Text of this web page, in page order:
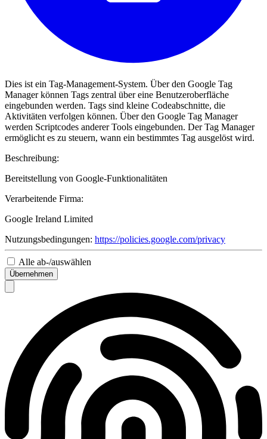
Dies ist ein Tag-Management-System. Über den Google Tag
Manager können Tags zentral über eine Benutzeroberfläche
eingebunden werden. Tags sind kleine Codeabschnitte, die
Aktivitäten verfolgen können. Über den Google Tag Manager
werden Scriptcodes anderer Tools eingebunden. Der Tag Manager
ermöglicht es zu steuern, wann ein bestimmtes Tag ausgelöst wird.
Beschreibung:
Bereitstellung von Google-Funktionalitäten
Verarbeitende Firma:
Google Ireland Limited
Nutzungsbedingungen: https://policies.google.com/privacy
Alle ab-/auswählen
Übernehmen